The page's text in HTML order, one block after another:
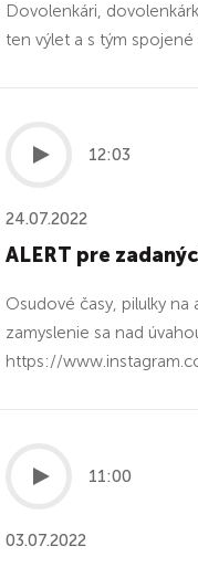
Dovolenkári,
ten výlet a s tým
12:03
24.07.2022
ALERT pre
Osudové časy, pilulky
zamyslenie sa nad
https://
11:00
03.07.2022